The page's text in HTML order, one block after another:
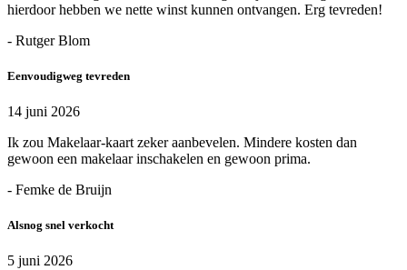
hierdoor hebben we nette winst kunnen ontvangen. Erg tevreden!
- Rutger Blom
Eenvoudigweg tevreden
14 juni 2026
Ik zou Makelaar-kaart zeker aanbevelen. Mindere kosten dan
gewoon een makelaar inschakelen en gewoon prima.
- Femke de Bruijn
Alsnog snel verkocht
5 juni 2026